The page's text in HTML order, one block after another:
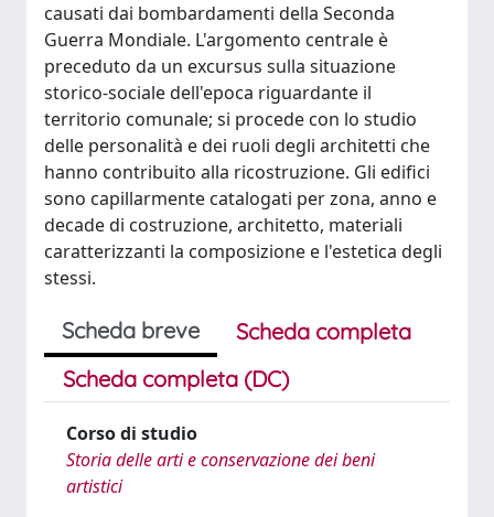
causati dai bombardamenti della Seconda
Guerra Mondiale. L'argomento centrale è
preceduto da un excursus sulla situazione
storico-sociale dell'epoca riguardante il
territorio comunale; si procede con lo studio
delle personalità e dei ruoli degli architetti che
hanno contribuito alla ricostruzione. Gli edifici
sono capillarmente catalogati per zona, anno e
decade di costruzione, architetto, materiali
caratterizzanti la composizione e l'estetica degli
stessi.
Scheda breve
Scheda completa
Scheda completa (DC)
Corso di studio
Storia delle arti e conservazione dei beni
artistici